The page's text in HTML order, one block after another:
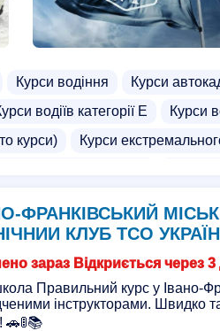
Курси водіння Курси
водіїв категорії Е Курси
курси)
Курси
ФРАНКІВСЬКИЙ
КЛУБ ТСО
зараз Відкриється через 3
Правильний курс у Івано-
інструкторами. Швидко
🚗🚦📚